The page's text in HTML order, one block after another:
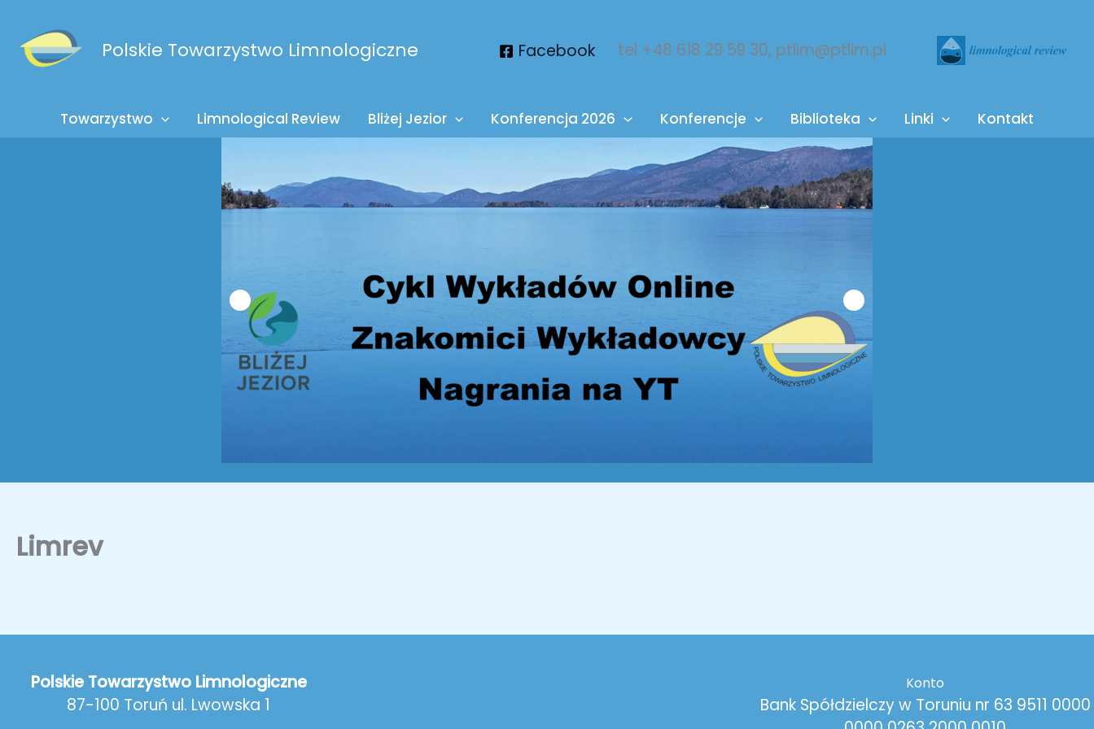
treści
Polskie Towarzystwo Limnologiczne Facebook tel +48 618 29 59 30, ptlim@ptlim.pl
Towarzystwo Limnological Review Bliżej Jezior Konferencja 2026 Konferencje Biblioteka Linki Kontakt
Limrev
Polskie Towarzystwo Limnologiczne
87-100 Toruń ul. Lwowska 1
Konto
Bank Spółdzielczy w Toruniu nr 63 9511 0000